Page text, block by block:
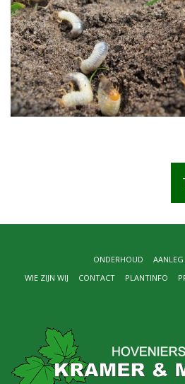
AANLEG
ONDERHOUD
PLANTINFO
CONTACT
WIE ZIJN WIJ